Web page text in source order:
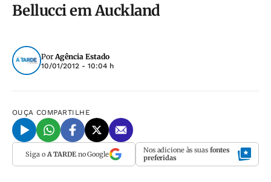
Bellucci em Auckland
PorAgência Estado
10/01/2012 - 10:04 h
OUÇA COMPARTILHE
Siga o A TARDEno Google Nos adicione às suas fontes
preferidas